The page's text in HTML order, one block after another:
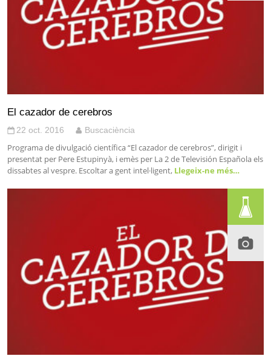
El cazador de cerebros
22 oct. 2016 Buscaciència
Programa de divulgació científica “El cazador de cerebros”, dirigit i
presentat per Pere Estupinyà, i emès per La 2 de Televisión Española els
dissabtes al vespre. Escoltar a gent intel·ligent, Llegeix-ne més…